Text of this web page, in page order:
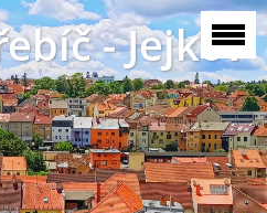
- Jejkov